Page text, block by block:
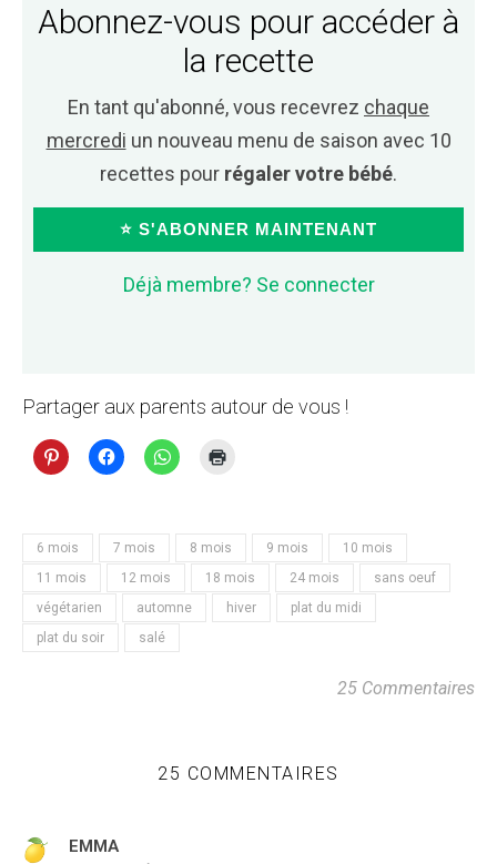
Abonnez-vous pour accéder à
la recette
En tant qu'abonné, vous recevrez chaque
mercredi un nouveau menu de saison avec 10
recettes pour régaler votre bébé.
⭐ S'ABONNER MAINTENANT
Déjà membre? Se connecter
Partager aux parents autour de vous !
6 mois 7 mois 8 mois 9 mois
10 mois
11 mois
12 mois 18 mois 24 mois
sans oeuf
végétarien
automne hiver
plat du midi
plat du soir
salé
25 Commentaires
25 COMMENTAIRES
EMMA